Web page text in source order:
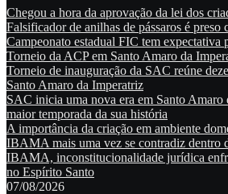
Chegou a hora da aprovação da lei dos
Falsificador de anilhas de pássaros é preso
Campeonato estadual FIC tem expectativa
Torneio da ACP em Santo Amaro da
Torneio de inauguração da SAC reúne
Santo Amaro da Imperatriz
SAC inicia uma nova era em Santo Amaro
maior temporada da sua história
A importância da criação em ambiente
IBAMA mais uma vez se contradiz dentro
IBAMA, inconstitucionalidade jurídica
no Espírito Santo
07/08/2026